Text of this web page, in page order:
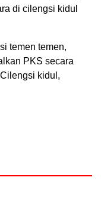
di cilengsi kidul
temen temen,
PKS secara
kidul,